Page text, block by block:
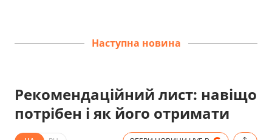
Наступна новина
Рекомендаційний лист: навіщо
потрібен і як його отримати